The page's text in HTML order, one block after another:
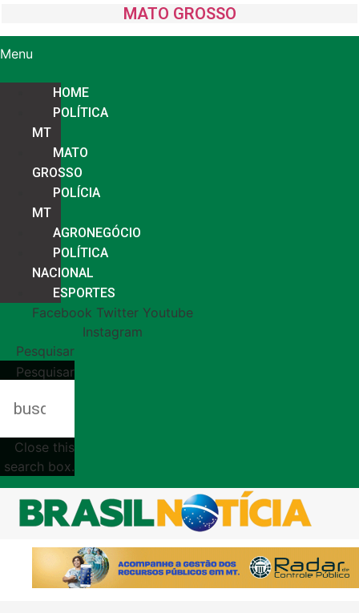
MATO GROSSO
Menu
HOME
POLÍTICA
MT
MATO
GROSSO
POLÍCIA
MT
AGRONEGÓCIO
POLÍTICA
NACIONAL
ESPORTES
Facebook Twitter Youtube
Instagram
Pesquisar
Pesquisar
Close this
search box.